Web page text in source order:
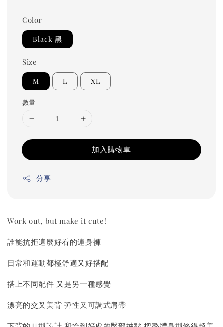
Color
Black 黑
Size
M L XL
數量
加入購物車
分享
Work out, but make it cute!
誰能抗拒這麼好看的連身褲
日常和運動都極舒適又好搭配
搭上不同配件 又是另一種感覺
漂亮的交叉美背 彈性又可調式肩帶